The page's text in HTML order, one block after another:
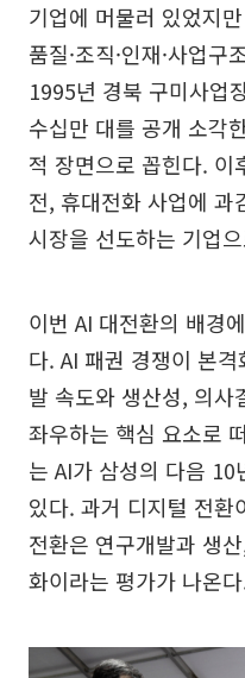
기업에 머물러 있었지
품질·조직·인재·사업
1995년 경북 구미사업
수십만 대를 공개 소각
적 장면으로 꼽힌다. 이
전, 휴대전화 사업에 과
시장을 선도하는 기업
이번 AI 대전환의 배경
다. AI 패권 경쟁이 본
발 속도와 생산성, 의사
좌우하는 핵심 요소로
는 AI가 삼성의 다음
있다. 과거 디지털 전환
전환은 연구개발과 생
화이라는 평가가 나온